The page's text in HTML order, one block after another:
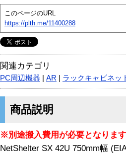
このページのURL
https://plth.me/11400288
関連カテゴリ
PC周辺機器 AR ラックキャビネッ
商品説明
※別途搬入費用が必要となりま
NetShelter SX 42U 750mm幅